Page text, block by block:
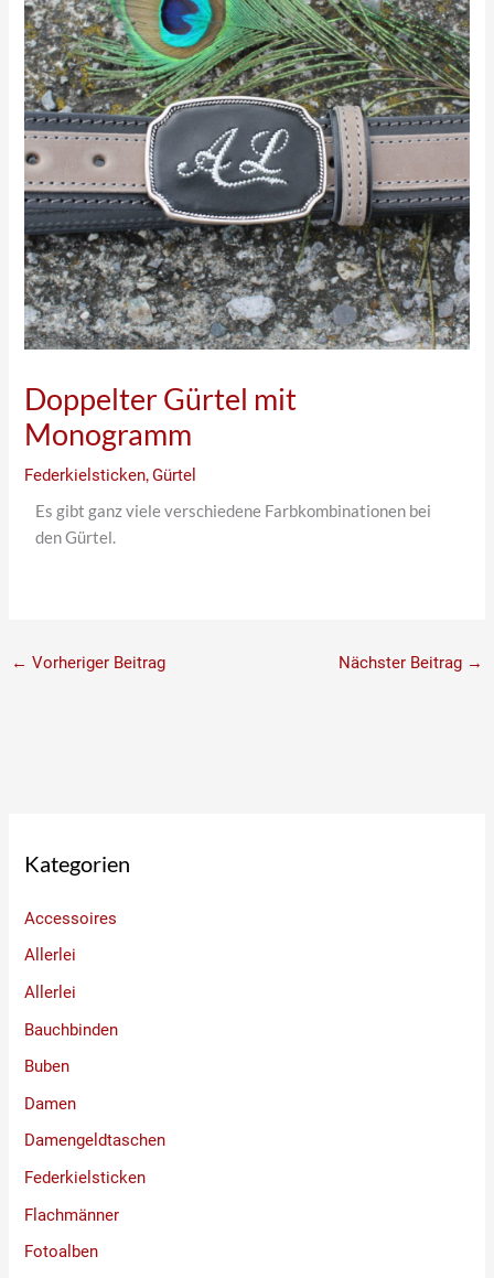
Doppelter Gürtel mit
Monogramm
Federkielsticken,Gürtel
Es gibt ganz viele verschiedene Farbkombinationen bei
den Gürtel.
← Vorheriger Beitrag Nächster Beitrag →
Kategorien
Accessoires
Allerlei
Allerlei
Bauchbinden
Buben
Damen
Damengeldtaschen
Federkielsticken
Flachmänner
Fotoalben